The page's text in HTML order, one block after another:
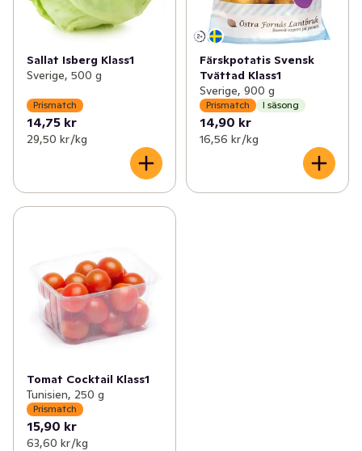
Sallat Isberg Klass1
Sverige, 500 g
Prismatch
14,75 kr
29,50 kr /kg
Färskpotatis Svensk
Tvättad Klass1
Sverige, 900 g
Prismatch I säsong
14,90 kr
16,56 kr /kg
Tomat Cocktail Klass1
Tunisien, 250 g
Prismatch
15,90 kr
63,60 kr /kg